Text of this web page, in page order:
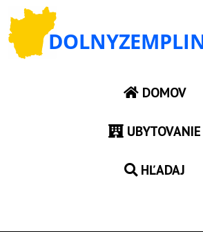
DOMOV
UBYTOVANIE
HĽADAJ